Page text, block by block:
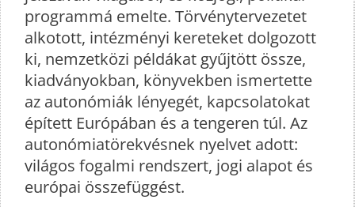
programmá emelte. Törvénytervezetet
alkotott, intézményi kereteket dolgozott
ki, nemzetközi példákat gyűjtött össze,
kiadványokban, könyvekben ismertette
az autonómiák lényegét, kapcsolatokat
épített Európában és a tengeren túl. Az
autonómiatörekvésnek nyelvet adott:
világos fogalmi rendszert, jogi alapot és
európai összefüggést.